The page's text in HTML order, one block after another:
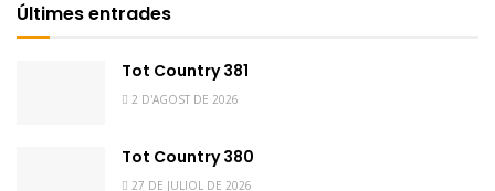
Últimes entrades
Tot Country 381
2 D'AGOST DE 2026
Tot Country 380
27 DE JULIOL DE 2026